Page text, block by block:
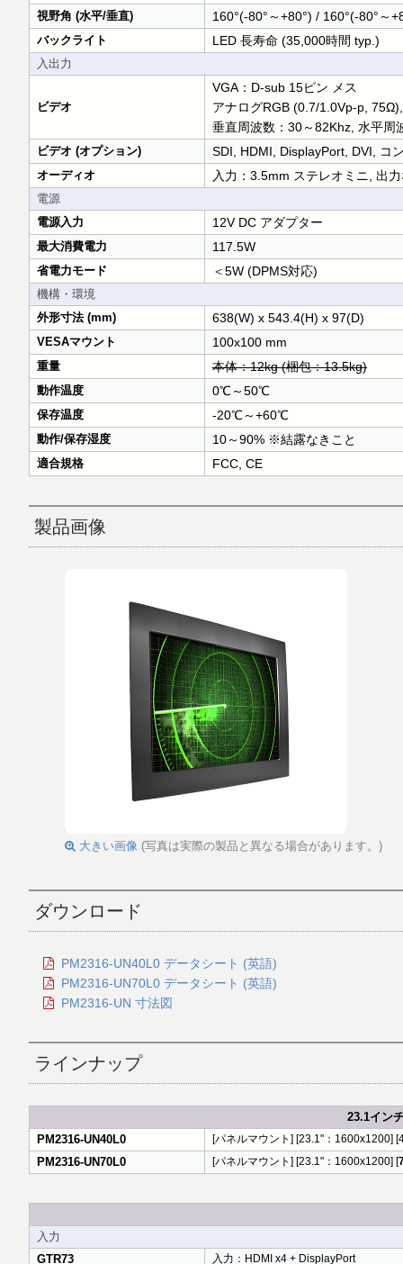
視野角 (水平/垂直) 160°(-80°～+80°) / 160°(-80°～
バックライト LED 長寿命 (35,000時間 typ.)
入出力
ビデオ
VGA：D-sub 15ピン メス
アナログRGB (0.7/1.0Vp-p,
垂直周波数：30～82Khz, 水平周
ビデオ (オプション) SDI, HDMI, DisplayPort, DVI, コ
オーディオ 入力：3.5mm ステレオミニ, 出
電源
電源入力
12V DC アダプター
最大消費電力 117.5W
省電力モード ＜5W (DPMS対応)
機構・環境
外形寸法 (mm)
638(W) x 543.4(H) x 97(D)
VESAマウント 100x100 mm
重量 本体：12kg (梱包：13.5kg)
動作温度 0℃～50℃
保存温度 -20℃～+60℃
動作/保存湿度 10～90% ※結露なきこと
適合規格 FCC, CE
製品画像
大きい画像 (写真は実際の製品と異なる場合があります。)
ダウンロード
PM2316-UN40L0 データシート (英語)
PM2316-UN70L0 データシート (英語)
PM2316-UN 寸法図
ラインナップ
23.1イン
PM2316-UN40L0
[パネルマウント] [23.1"：1600x1200]
PM2316-UN70L0 [パネルマウント] [23.1"：1600x1200] [
入力
GTR73
入力：HDMI x4 + DisplayPort